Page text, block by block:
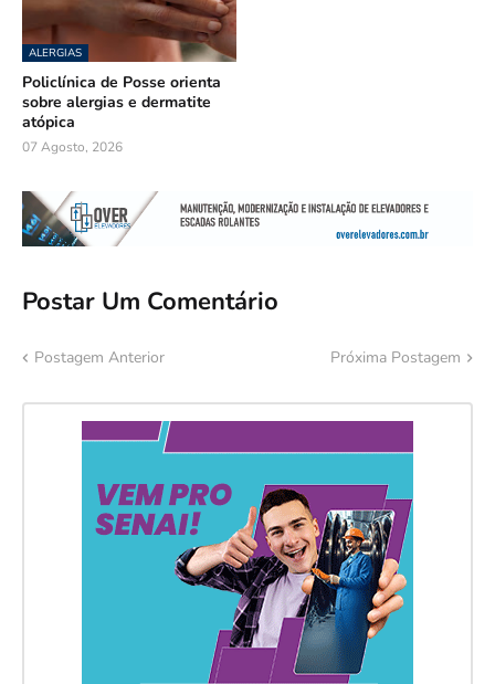
ALERGIAS
Policlínica de Posse orienta
sobre alergias e dermatite
atópica
07 Agosto, 2026
Postar Um Comentário
Postagem Anterior Próxima Postagem